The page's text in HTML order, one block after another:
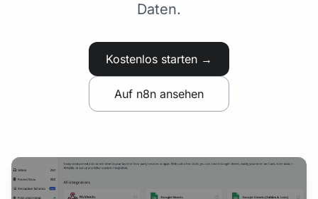
Daten.
Kostenlos starten →
Auf n8n ansehen